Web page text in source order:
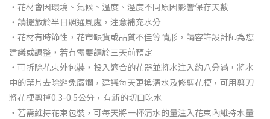
・花材會因環境、氣候、溫度、溼度不同原因影響保存天數
・請擺放於半日照通風處，注意補充水分
・花材有時節性，花市缺貨或品質不佳等情形，請容許設計師為您
建議或調整，若有需要請於三天前預定
・可拆除花束外包裝，投入適合的花器並將水注入約八分滿，將水
中的葉片去除避免腐爛，建議每天更換清水及修剪花梗，可用剪刀
將花梗剪掉0.3-0.5公分，有新的切口吃水
・若需維持花束包裝，可每天將一杯清水的量注入花束內維持水量